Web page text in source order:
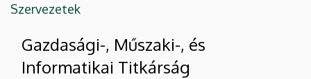
Szervezetek
Gazdasági-, Műszaki-, és
Informatikai Titkárság